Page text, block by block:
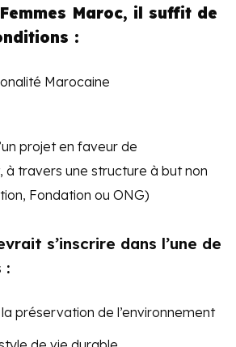
Maroc, il suffit de
:
Marocaine
projet en faveur de
à travers une structure à but non
Fondation ou ONG)
s’inscrire dans l’une de
:
préservation de l’environnement